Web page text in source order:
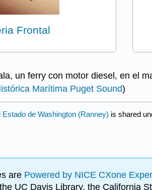
Frontal
un ferry con motor diesel, en el
Marítima Puget Sound)
Estado de Washington (Ranney) is shared
are Powered by NICE CXone
UC Davis Library, the California